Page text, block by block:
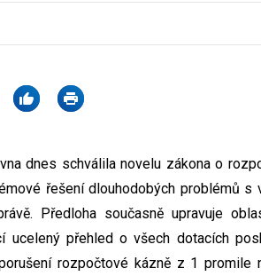
dnes schválila novelu zákona o
řešení dlouhodobých problémů
Předloha současně upravuje
ucelený přehled o všech dotacích
rozpočtové kázně z 1 promile